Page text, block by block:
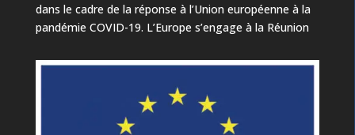
dans le cadre de la réponse à l’Union européenne à la
pandémie COVID-19. L’Europe s’engage à la Réunion